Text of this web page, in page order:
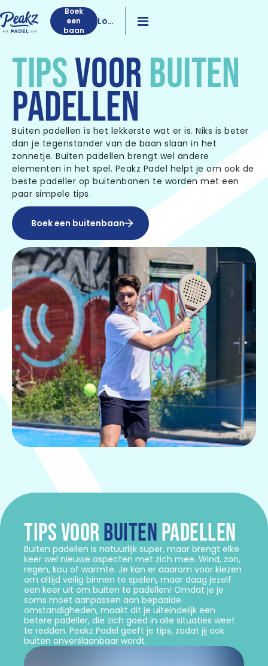
Boek
een
baan
Log
TIPSVOORBUITEN
PADELLEN
Buiten padellen is het lekkerste wat er is. Niks is beter
dan je tegenstander van de baan slaan in het
zonnetje. Buiten padellen brengt wel andere
elementen in het spel. Peakz Padel helpt je om ook de
beste padeller op buitenbanen te worden met een
paar simpele tips.
Boek een buitenbaan
TIPS VOORBUITENPADELLEN
Buiten padellen is natuurlijk super, maar brengt elke
keer wel nieuwe aspecten met zich mee. Wind, zon,
regen, kou of warmte. Je kan er daarom voor kiezen
om altijd veilig binnen te spelen, maar daag jezelf
een keer uit om buiten te padellen! Omdat je je
soms moet aanpassen aan bepaalde
omstandigheden, maakt dit je uiteindelijk een
betere padeller, die zich goed in alle situaties weet
te redden. Peakz Padel geeft je tips, zodat jij ook
buiten onverslaanbaar wordt.